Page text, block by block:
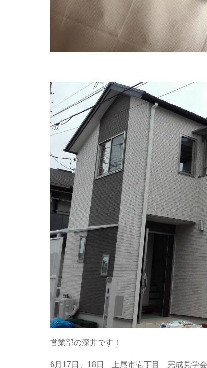
営業部の深井です！
6月17日、18日 上尾市壱丁目 完成見学会